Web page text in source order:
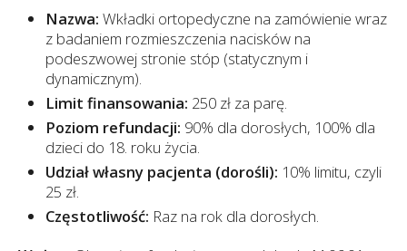
Nazwa: Wkładki ortopedyczne na zamówienie wraz
z badaniem rozmieszczenia nacisków na
podeszwowej stronie stóp (statycznym i
dynamicznym).
Limit finansowania: 250 zł za parę.
Poziom refundacji: 90% dla dorosłych, 100% dla
dzieci do 18. roku życia.
Udział własny pacjenta (dorośli): 10% limitu, czyli
25 zł.
Częstotliwość: Raz na rok dla dorosłych.